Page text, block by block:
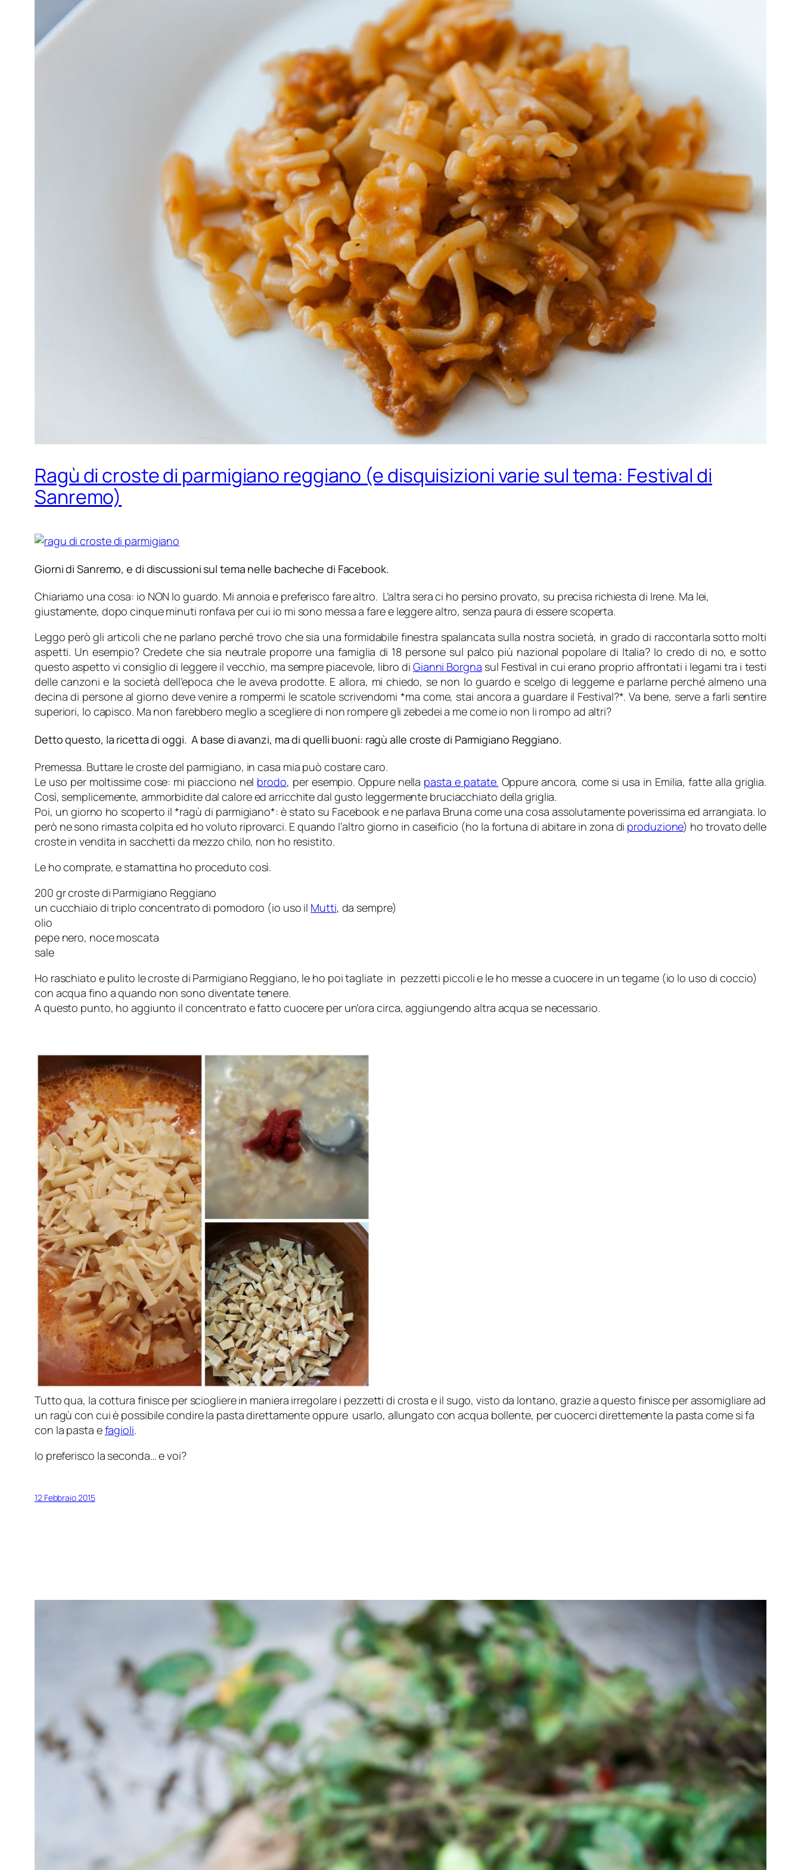
Ragù di croste di parmigiano reggiano (e disquisizioni varie sul tema: Festival di
Sanremo)
Giorni di Sanremo, e di discussioni sul tema nelle bacheche di Facebook.
Chiariamo una cosa: io NON lo guardo. Mi annoia e preferisco fare altro. L’altra sera ci ho persino provato, su precisa richiesta di Irene. Ma lei,
giustamente, dopo cinque minuti ronfava per cui io mi sono messa a fare e leggere altro, senza paura di essere scoperta.
Leggo però gli articoli che ne parlano perché trovo che sia una formidabile finestra spalancata sulla nostra società, in grado di raccontarla sotto molti
aspetti. Un esempio? Credete che sia neutrale proporre una famiglia di 18 persone sul palco più nazional popolare di Italia? Io credo di no, e sotto
questo aspetto vi consiglio di leggere il vecchio, ma sempre piacevole, libro di Gianni Borgna sul Festival in cui erano proprio affrontati i legami tra i testi
delle canzoni e la società dell’epoca che le aveva prodotte. E allora, mi chiedo, se non lo guardo e scelgo di leggerne e parlarne perché almeno una
decina di persone al giorno deve venire a rompermi le scatole scrivendomi *ma come, stai ancora a guardare il Festival?*. Va bene, serve a farli sentire
superiori, lo capisco. Ma non farebbero meglio a scegliere di non rompere gli zebedei a me come io non li rompo ad altri?
Detto questo, la ricetta di oggi. A base di avanzi, ma di quelli buoni: ragù alle croste di Parmigiano Reggiano.
Premessa. Buttare le croste del parmigiano, in casa mia può costare caro.
Le uso per moltissime cose: mi piacciono nel brodo, per esempio. Oppure nella pasta e patate. Oppure ancora, come si usa in Emilia, fatte alla griglia.
Così, semplicemente, ammorbidite dal calore ed arricchite dal gusto leggermente bruciacchiato della griglia.
Poi, un giorno ho scoperto il *ragù di parmigiano*: è stato su Facebook e ne parlava Bruna come una cosa assolutamente poverissima ed arrangiata. Io
però ne sono rimasta colpita ed ho voluto riprovarci. E quando l’altro giorno in caseificio (ho la fortuna di abitare in zona di produzione) ho trovato delle
croste in vendita in sacchetti da mezzo chilo, non ho resistito.
Le ho comprate, e stamattina ho proceduto così.
200 gr croste di Parmigiano Reggiano
un cucchiaio di triplo concentrato di pomodoro (io uso il Mutti, da sempre)
olio
pepe nero, noce moscata
sale
Ho raschiato e pulito le croste di Parmigiano Reggiano, le ho poi tagliate in pezzetti piccoli e le ho messe a cuocere in un tegame (io lo uso di coccio)
con acqua fino a quando non sono diventate tenere.
A questo punto, ho aggiunto il concentrato e fatto cuocere per un’ora circa, aggiungendo altra acqua se necessario.
Tutto qua, la cottura finisce per sciogliere in maniera irregolare i pezzetti di crosta e il sugo, visto da lontano, grazie a questo finisce per assomigliare ad
un ragù con cui è possibile condire la pasta direttamente oppure usarlo, allungato con acqua bollente, per cuocerci direttemente la pasta come si fa
con la pasta efagioli.
Io preferisco la seconda… e voi?
12 Febbraio 2015